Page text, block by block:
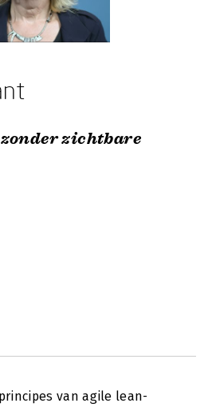
zichtbare
van agile lean-